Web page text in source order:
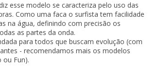
esse modelo se caracteriza pelo uso das
Como uma faca o surfista tem facilidade
na água, definindo com precisão os
as partes da onda.
para todos que buscam evolução (com
- recomendamos mais os modelos
ou Fun).